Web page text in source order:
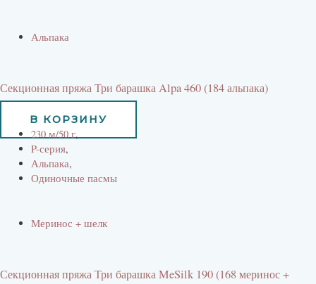
Альпака
Секционная пряжа Три барашка Alpa 460 (184 альпака)
734руб
В КОРЗИНУ
230 м/50 г,
P-серия,
Альпака,
Одиночные пасмы
Меринос + шелк
Секционная пряжа Три барашка MeSilk 190 (168 меринос +